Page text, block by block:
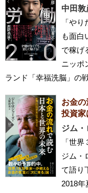
中田敦
「や
も面白
で稼げ
ニッポ
ランド「幸福洗脳」の
お金
投資家
ジム
「世
ジム・
て語り
2018